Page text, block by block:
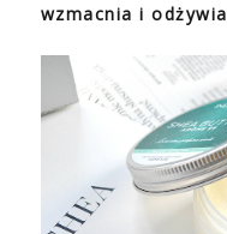
wzmacnia i odżywia